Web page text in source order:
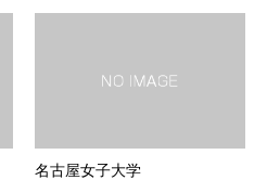
名古屋女子大学